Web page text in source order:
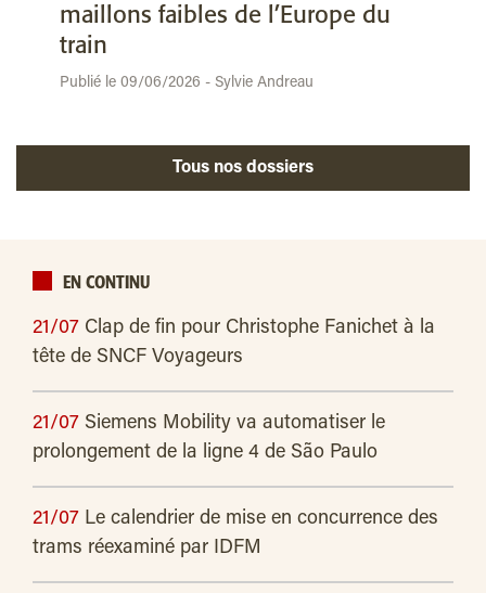
maillons faibles de l’Europe du
train
Publié le 09/06/2026 - Sylvie Andreau
Tous nos dossiers
EN CONTINU
21/07 Clap de fin pour Christophe Fanichet à la
tête de SNCF Voyageurs
21/07 Siemens Mobility va automatiser le
prolongement de la ligne 4 de São Paulo
21/07 Le calendrier de mise en concurrence des
trams réexaminé par IDFM